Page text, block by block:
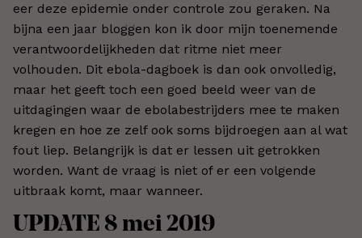
eer deze epidemie onder controle zou geraken. Na
bijna een jaar bloggen kon ik door mijn toenemende
verantwoordelijkheden dat ritme niet meer
volhouden. Dit ebola-dagboek is dan ook onvolledig,
maar het geeft toch een goed beeld weer van de
uitdagingen waar de ebolabestrijders mee te maken
kregen en hoe ze zelf ook soms bijdroegen aan al wat
fout liep. Belangrijk is dat er lessen uit getrokken
worden. Want de vraag is niet of er een volgende
uitbraak komt, maar wanneer.
UPDATE 8 mei 2019